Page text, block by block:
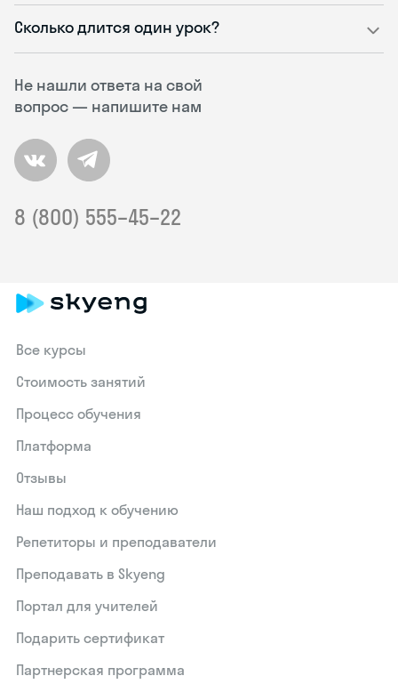
Не нашли ответа на свой
вопрос — напишите нам
8 (800) 555–45–22
Сколько длится один урок?
Все курсы
Стоимость занятий
Процесс обучения
Платформа
Отзывы
Наш подход к обучению
Репетиторы и преподаватели
Преподавать в Skyeng
Портал для учителей
Подарить сертификат
Партнерская программа